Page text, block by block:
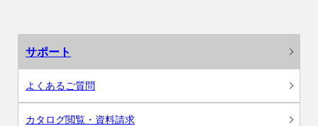
サポート
よくあるご質問
カタログ閲覧・資料請求